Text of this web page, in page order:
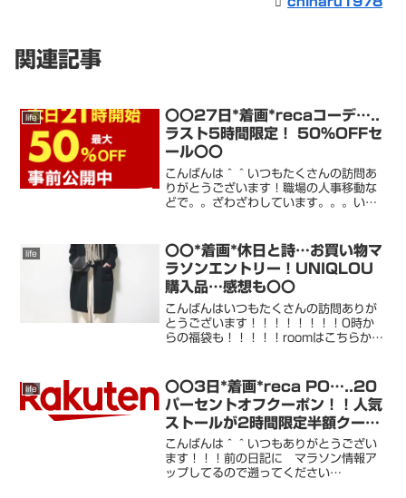
関連記事
life
〇〇27日*着画*recaコーデ…..
ラスト5時間限定！ 50％OFFセ
ール〇〇
こんばんは＾＾いつもたくさんの訪問あ
りがとうございます！職場の人事移動な
どで。。ざわざわしています。。。いい
おやすみ〜＾＾嬉しい〜。。。ゆっくり
寝たい。。。たくさんのフォロー！...
life
〇〇*着画*休日と詩…お買い物マ
ラソンエントリー！UNIQLOU
購入品…感想も〇〇
こんばんはいつもたくさんの訪問ありが
とうございます！！！！！！！！0時か
らの福袋も！！！！！roomはこちらから
ップします！！たくさんのフォロ
ー！！！ありがとうござ...
life
〇〇3日*着画*reca PO…..20
パーセントオフクーポン！！人気
ストールが2時間限定半額クーポ
ン〇〇
こんばんは＾＾いつもありがとうござい
ます！！！前の日記に マラソン情報ア
ップしてるので遡ってください